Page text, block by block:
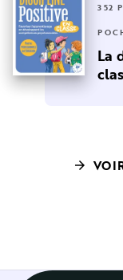
352
La
arrow_forward